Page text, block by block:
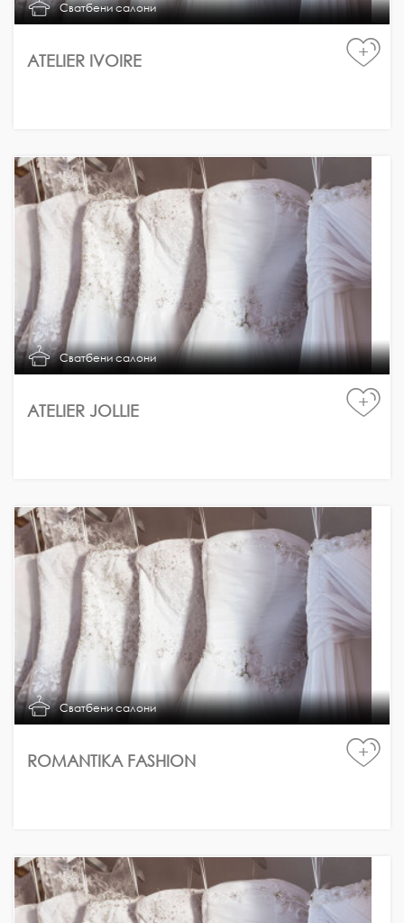
Сватбени салони
+
ATELIER IVOIRE
Сватбени салони
+
ATELIER JOLLIE
Сватбени салони
+
ROMANTIKA FASHION